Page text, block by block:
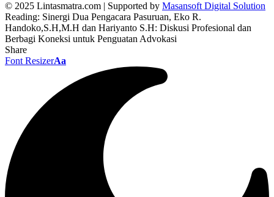
© 2025 Lintasmatra.com | Supported by Masansoft Digital Solution
Reading: Sinergi Dua Pengacara Pasuruan, Eko R.
Handoko,S.H,M.H dan Hariyanto S.H: Diskusi Profesional dan
Berbagi Koneksi untuk Penguatan Advokasi
Share
Font ResizerAa